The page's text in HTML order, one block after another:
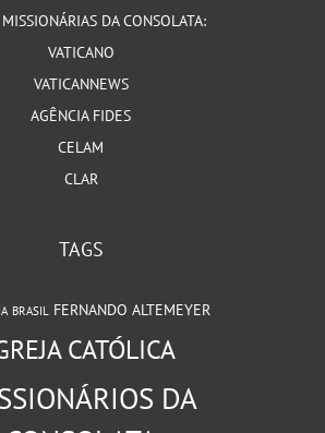
DA CONSOLATA:
VATICANO
VATICANNEWS
AGÊNCIA FIDES
CELAM
CLAR
TAGS
BRASIL FERNANDO ALTEMEYER
CATÓLICA
DA